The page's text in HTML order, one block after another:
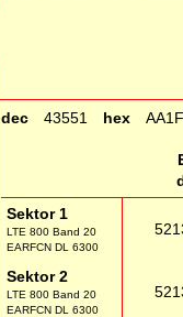
dec 43551 hex AA1F
Sektor 1
LTE 800 Band 20
EARFCN DL 6300
Sektor 2
LTE 800 Band 20
EARFCN DL 6300